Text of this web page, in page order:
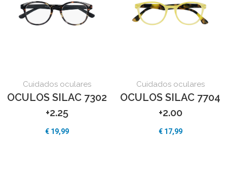
Cuidados oculares
OCULOS SILAC 7302
+2.25
€ 19,99
Cuidados oculares
OCULOS SILAC 7704
+2.00
€ 17,99